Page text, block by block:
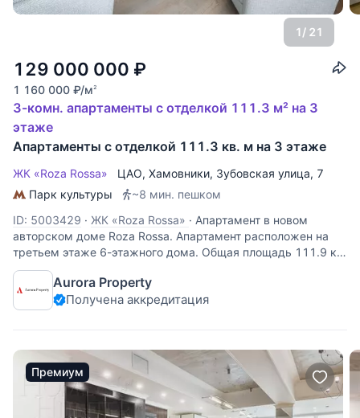
1/ 21
129 000 000 ₽
1 160 000 ₽/м2
3-комн. апартаменты с отделкой 111.3 м² на 3
этаже
Апартаменты с отделкой 111.3 кв. м на 3 этаже
ЖК «Roza Rossa» ЦАО, Хамовники, Зубовская улица, 7
Парк культуры
~8 мин. пешком
ID: 5003429 · ЖК «Roza Rossa» · Апартамент в новом
авторском доме Roza Rossa. Апартамент расположен на
третьем этаже 6-этажного дома. Общая площадь 111.9 кв.
м. Выполнена качественная дизайнерская отделка в
современном стиле. Планировка включает в себя кухню-
гостиную, две спальни,
Aurora Property
Получена аккредитация
Премиум